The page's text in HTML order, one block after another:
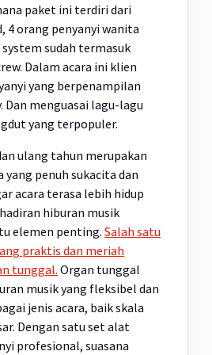
paket ini terdiri dari
4 orang penyanyi wanita
sudah termasuk
Dalam acara ini klien
yang berpenampilan
Dan menguasai lagu-lagu
yang terpopuler.
ulang tahun merupakan
penuh sukacita dan
acara terasa lebih hidup
hiburan musik
elemen penting. Salah satu
praktis dan meriah
tunggal. Organ tunggal
musik yang fleksibel dan
jenis acara, baik skala
Dengan satu set alat
profesional, suasana